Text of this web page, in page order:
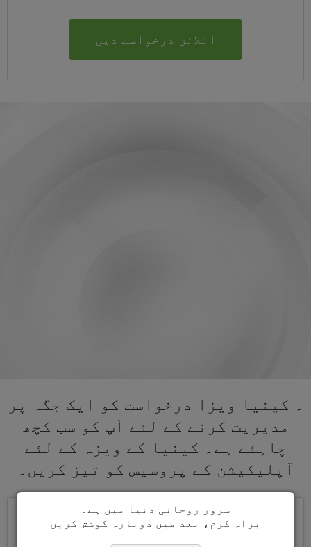
آنلائن درخواست دیں
۔ کینیا ویزا درخواست کو ایک جگہ پر
مدیریت کرنے کے لئے آپ کو سب کچھ
چاہئے ہے۔ کینیا کے ویزہ کے لئے
آپلیکیشن کے پروسیس کو تیز کریں۔
سرور روحانی دنیا میں ہے۔
براہ کرم، بعد میں دوبارہ کوشش کریں